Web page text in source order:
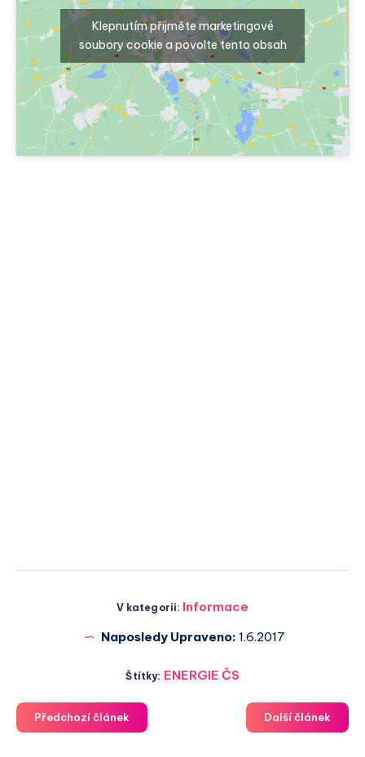
Klepnutím přijměte marketingové
soubory cookie a povolte tento obsah
V kategorii: Informace
Naposledy Upraveno: 1.6.2017
Štítky: ENERGIE ČS
Předchozí článek Další článek